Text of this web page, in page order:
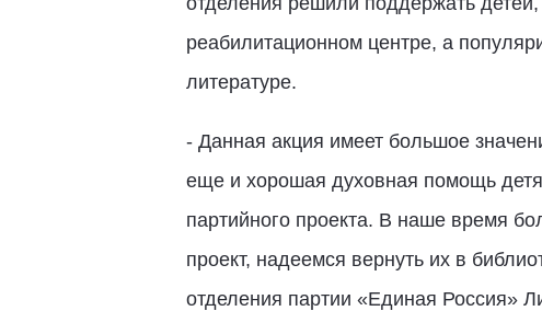
реабилитационном центре, а
литературе.
- Данная акция имеет большое
еще и хорошая духовная помощь
партийного проекта. В наше время
проект, надеемся вернуть их в
отделения партии «Единая Россия»